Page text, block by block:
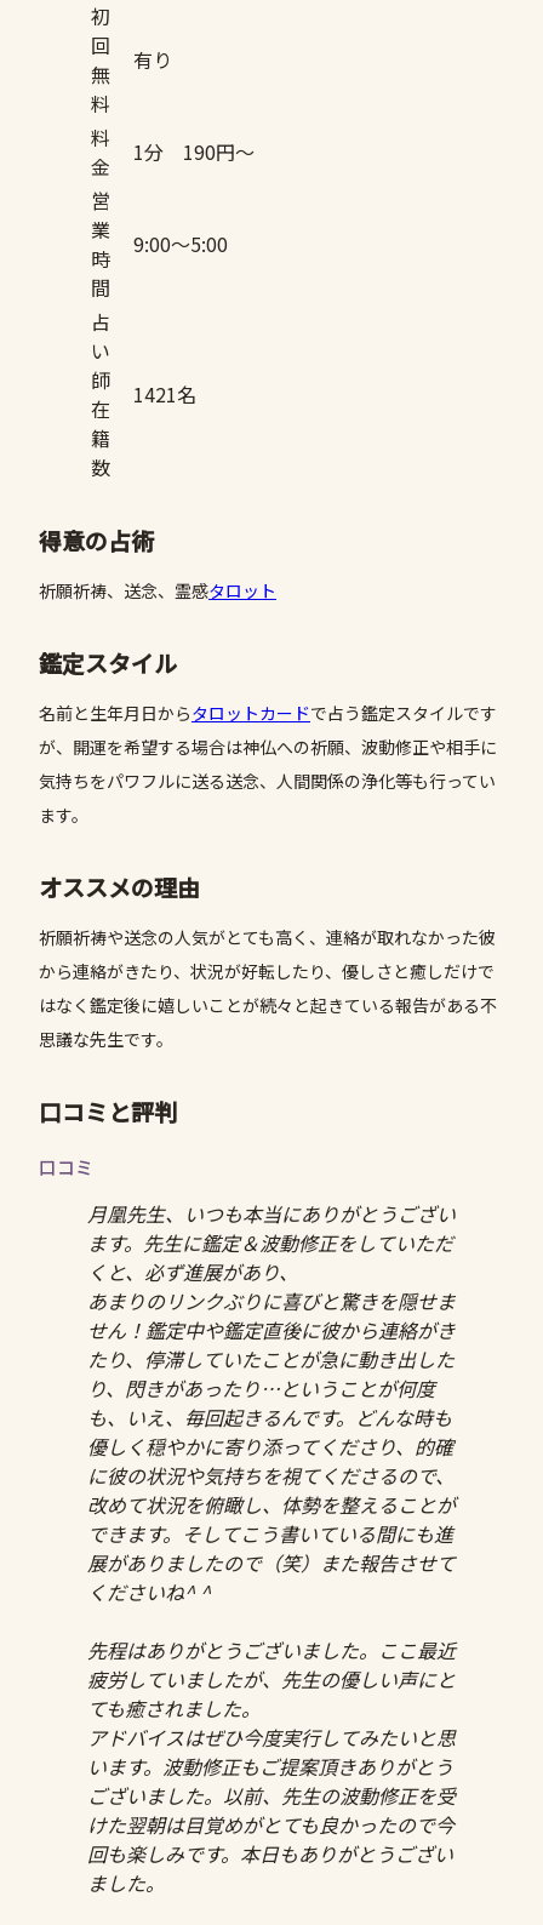
初
回
無
料
有り
料
金
1分 190円〜
営
業
時
間
9:00〜5:00
占
い
師
在
籍
数
1421名
得意の占術
祈願祈祷、送念、霊感タロット
鑑定スタイル
名前と生年月日からタロットカードで占う鑑定スタイルです
が、開運を希望する場合は神仏への祈願、波動修正や相手に
気持ちをパワフルに送る送念、人間関係の浄化等も行ってい
ます。
オススメの理由
祈願祈祷や送念の人気がとても高く、連絡が取れなかった彼
から連絡がきたり、状況が好転したり、優しさと癒しだけで
はなく鑑定後に嬉しいことが続々と起きている報告がある不
思議な先生です。
口コミと評判
口コミ
月凰先生、いつも本当にありがとうござい
ます。先生に鑑定＆波動修正をしていただ
くと、必ず進展があり、
あまりのリンクぶりに喜びと驚きを隠せま
せん！鑑定中や鑑定直後に彼から連絡がき
たり、停滞していたことが急に動き出した
り、閃きがあったり…ということが何度
も、いえ、毎回起きるんです。どんな時も
優しく穏やかに寄り添ってくださり、的確
に彼の状況や気持ちを視てくださるので、
改めて状況を俯瞰し、体勢を整えることが
できます。そしてこう書いている間にも進
展がありましたので（笑）また報告させて
くださいね^ ^
先程はありがとうございました。ここ最近
疲労していましたが、先生の優しい声にと
ても癒されました。
アドバイスはぜひ今度実行してみたいと思
います。波動修正もご提案頂きありがとう
ございました。以前、先生の波動修正を受
けた翌朝は目覚めがとても良かったので今
回も楽しみです。本日もありがとうござい
ました。